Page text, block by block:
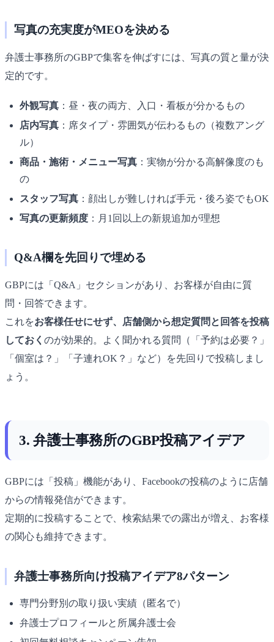
写真の充実度がMEOを決める
弁護士事務所のGBPで集客を伸ばすには、写真の質と量が決
定的です。
外観写真 ：昼・夜の両方、入口・看板が分かるもの
店内写真 ：席タイプ・雰囲気が伝わるもの（複数アング
ル）
商品・施術・メニュー写真 ：実物が分かる高解像度のも
の
スタッフ写真 ：顔出しが難しければ手元・後ろ姿でもOK
写真の更新頻度 ：月1回以上の新規追加が理想
Q&A欄を先回りで埋める
GBPには「Q&A」セクションがあり、お客様が自由に質
問・回答できます。
これをお客様任せにせず、店舗側から想定質問と回答を投稿
しておく のが効果的。よく聞かれる質問（「予約は必要？」
「個室は？」「子連れOK？」など）を先回りで投稿しまし
ょう。
3. 弁護士事務所のGBP投稿アイデア
GBPには「投稿」機能があり、Facebookの投稿のように店舗
からの情報発信ができます。
定期的に投稿することで、検索結果での露出が増え、お客様
の関心も維持できます。
弁護士事務所向け投稿アイデア8パターン
専門分野別の取り扱い実績（匿名で）
弁護士プロフィールと所属弁護士会